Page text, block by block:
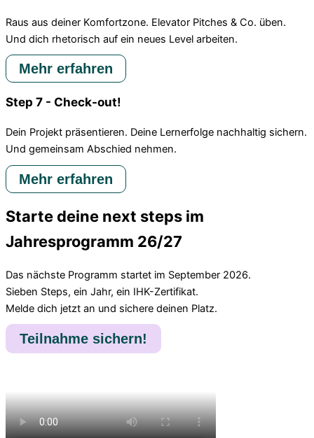
Raus aus deiner Komfortzone. Elevator Pitches & Co. üben.
Und dich rhetorisch auf ein neues Level arbeiten.
Mehr erfahren
Step 7 - Check-out!
Dein Projekt präsentieren. Deine Lernerfolge nachhaltig sichern.
Und gemeinsam Abschied nehmen.
Mehr erfahren
Starte deine next steps im
Jahresprogramm 26/27
Das nächste Programm startet im September 2026.
Sieben Steps, ein Jahr, ein IHK-Zertifikat.
Melde dich jetzt an und sichere deinen Platz.
Teilnahme sichern!